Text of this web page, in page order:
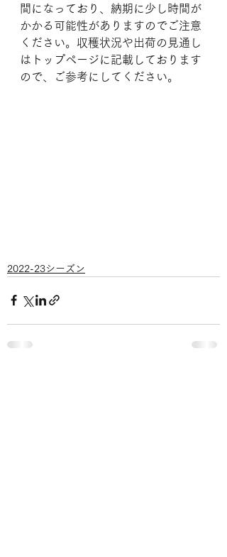
間になっており、納期に少し時間が
かかる可能性がありますのでご注意
ください。収穫状況や出荷の見通し
はトップページに記載しております
ので、ご参考にしてください。
2022-23シーズン